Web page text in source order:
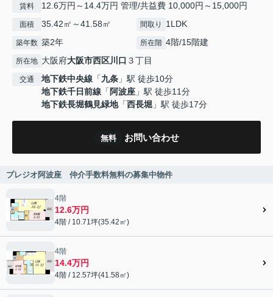
賃料 12.6万円～14.4万円 管理/共益費 10,000円～15,000円
面積 35.42㎡～41.58㎡ 間取り 1LDK
築年数 築2年 所在階 4階/15階建
所在地 大阪府大阪市西区川口 ３丁目
交通 地下鉄中央線 「九条 」駅 徒歩10分
地下鉄千日前線 「 阿波座 」駅 徒歩11分
地下鉄長堀鶴見緑地「西長堀 」駅 徒歩17分
無料 お問い合わせ
プレジオ阿波座 仲介手数料無料の募集中物件
4階
12.6万円
4階 / 10.71坪(35.42㎡)
4階
14.4万円
4階 / 12.57坪(41.58㎡)